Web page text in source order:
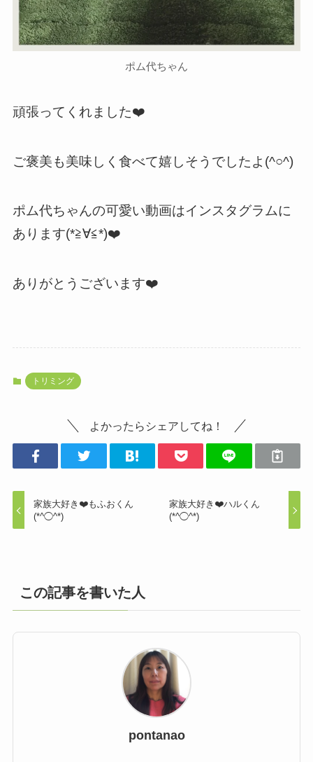
ポム代ちゃん
頑張ってくれました❤️
ご褒美も美味しく食べて嬉しそうでしたよ(^○^)
ポム代ちゃんの可愛い動画はインスタグラムに
あります(*≧∀≦*)❤️
ありがとうございます❤️
トリミング
よかったらシェアしてね！
家族大好き❤️もふおくん
(*^◯^*)
家族大好き❤️ハルくん
(*^◯^*)
この記事を書いた人
pontanao